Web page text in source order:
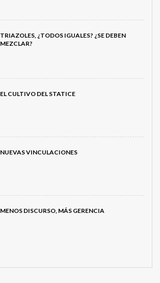
TRIAZOLES, ¿TODOS IGUALES? ¿SE DEBEN
MEZCLAR?
EL CULTIVO DEL STATICE
NUEVAS VINCULACIONES
MENOS DISCURSO, MÁS GERENCIA